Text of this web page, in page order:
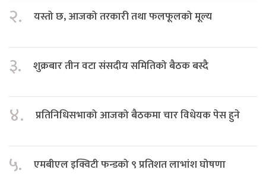
२. यस्तो छ, आजको तरकारी तथा फलफूलको मूल्य
३. शुक्रबार तीन वटा संसदीय समितिको बैठक बस्दै
४. प्रतिनिधिसभाको आजको बैठकमा चार विधेयक पेस हुने
५. एमबीएल इक्विटी फन्डको ९ प्रतिशत लाभांश घोषणा